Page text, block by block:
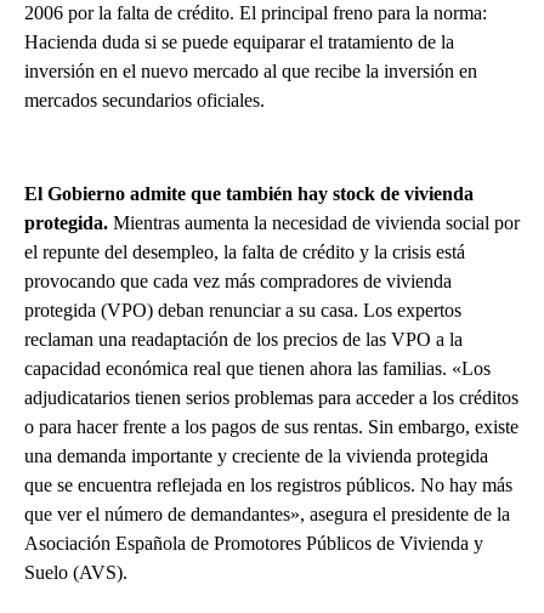
2006 por la falta de crédito. El principal freno para la norma:
Hacienda duda si se puede equiparar el tratamiento de la
inversión en el nuevo mercado al que recibe la inversión en
mercados secundarios oficiales.
El Gobierno admite que también hay stock de vivienda
protegida. Mientras aumenta la necesidad de vivienda social por
el repunte del desempleo, la falta de crédito y la crisis está
provocando que cada vez más compradores de vivienda
protegida (VPO) deban renunciar a su casa. Los expertos
reclaman una readaptación de los precios de las VPO a la
capacidad económica real que tienen ahora las familias. «Los
adjudicatarios tienen serios problemas para acceder a los créditos
o para hacer frente a los pagos de sus rentas. Sin embargo, existe
una demanda importante y creciente de la vivienda protegida
que se encuentra reflejada en los registros públicos. No hay más
que ver el número de demandantes», asegura el presidente de la
Asociación Española de Promotores Públicos de Vivienda y
Suelo (AVS).